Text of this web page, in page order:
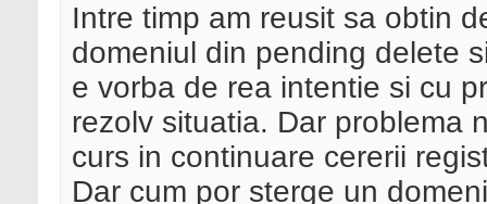
Intre timp am reusit sa obtin
domeniul din pending delete
e vorba de rea intentie si cu
rezolv situatia. Dar problema
curs in continuare cererii
Dar cum por sterge un